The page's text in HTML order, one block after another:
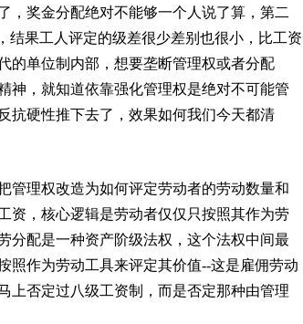
，奖金分配绝对不能够一个人说了算，第二
结果工人评定的级差很少差别也很小，比工资
的单位制内部，想要垄断管理权或者分配
神，就知道依靠强化管理权是绝对不可能管
抗硬性推下去了，效果如何我们今天都清
管理权改造为如何评定劳动者的劳动数量和
资，核心逻辑是劳动者仅仅只按照其作为劳
分配是一种资产阶级法权，这个法权中间最
照作为劳动工具来评定其价值--这是雇佣劳动
上否定过八级工资制，而是否定那种由管理